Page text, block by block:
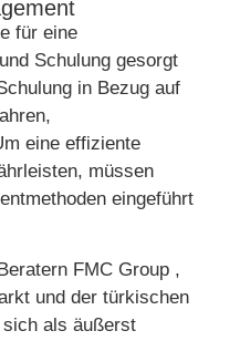
für eine
Schulung gesorgt
in Bezug auf
eine effiziente
müssen
eingeführt
FMC Group ,
und der türkischen
als äußerst